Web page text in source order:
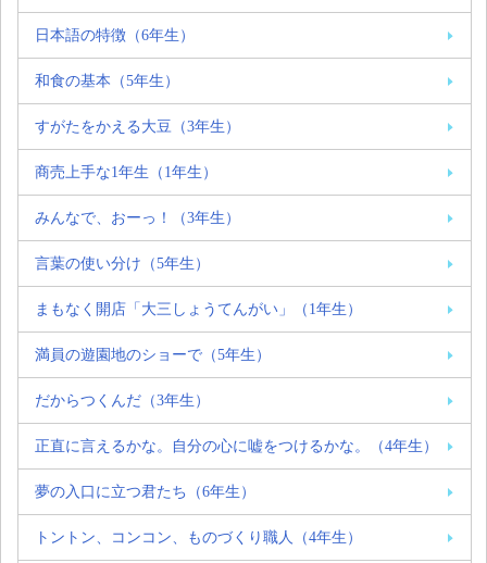
日本語の特徴（6年生）
和食の基本（5年生）
すがたをかえる大豆（3年生）
商売上手な1年生（1年生）
みんなで、おーっ！（3年生）
言葉の使い分け（5年生）
まもなく開店「大三しょうてんがい」（1年生）
満員の遊園地のショーで（5年生）
だからつくんだ（3年生）
正直に言えるかな。自分の心に嘘をつけるかな。（4年生）
夢の入口に立つ君たち（6年生）
トントン、コンコン、ものづくり職人（4年生）